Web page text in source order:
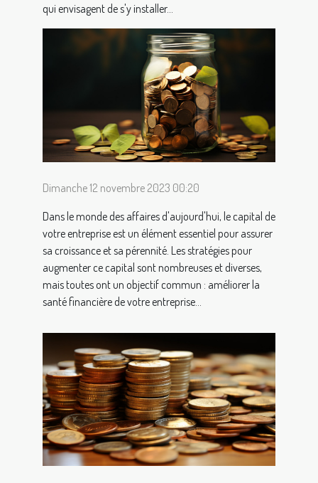
qui envisagent de s'y installer...
Dimanche 12 novembre 2023 00:20
Dans le monde des affaires d'aujourd'hui, le capital de
votre entreprise est un élément essentiel pour assurer
sa croissance et sa pérennité. Les stratégies pour
augmenter ce capital sont nombreuses et diverses,
mais toutes ont un objectif commun : améliorer la
santé financière de votre entreprise...